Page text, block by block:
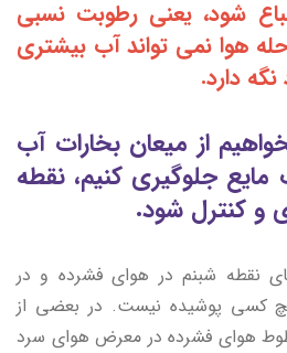
شود، یعنی رطوبت نسبی
هوا نمی تواند آب بیشتری
دارد.
از میعان بخارات آب
جلوگیری کنیم، نقطه
و کنترل شود.
نقطه شبنم در هوای فشرده و در
کسی پوشیده نیست. در بعضی از
هوای فشرده در معرض هوای سرد